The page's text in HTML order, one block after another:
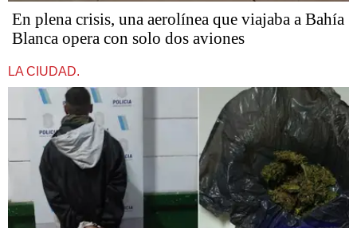
En plena crisis, una aerolínea que viajaba a Bahía
Blanca opera con solo dos aviones
LA CIUDAD.